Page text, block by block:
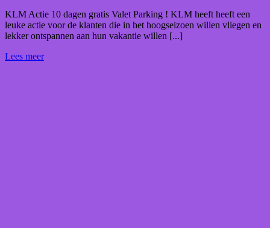
KLM Actie 10 dagen gratis Valet Parking ! KLM heeft heeft een
leuke actie voor de klanten die in het hoogseizoen willen vliegen en
lekker ontspannen aan hun vakantie willen [...]
Lees meer